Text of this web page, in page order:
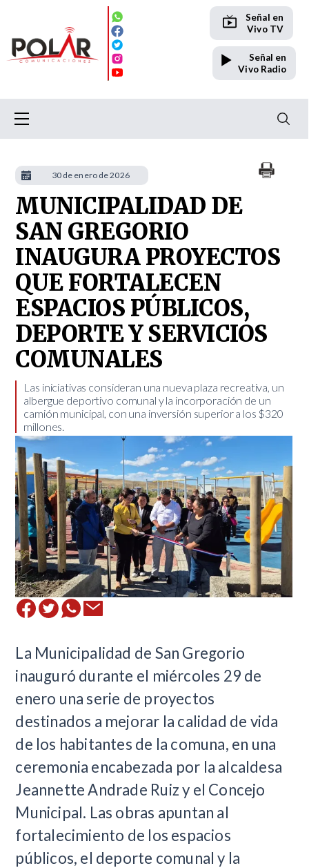
Señal en
Vivo TV
Señal en
Vivo Radio
MUNICIPALIDAD DE
SAN GREGORIO
INAUGURA PROYECTOS
QUE FORTALECEN
ESPACIOS PÚBLICOS,
DEPORTE Y SERVICIOS
COMUNALES
Las iniciativas consideran una nueva plaza recreativa, un
albergue deportivo comunal y la incorporación de un
camión municipal, con una inversión superior a los $320
millones.
La Municipalidad de San Gregorio
inauguró durante el miércoles 29 de
enero una serie de proyectos
destinados a mejorar la calidad de vida
de los habitantes de la comuna, en una
ceremonia encabezada por la alcaldesa
Jeannette Andrade Ruiz y el Concejo
Municipal. Las obras apuntan al
fortalecimiento de los espacios
públicos, el deporte comunal y la
30 de enero de 2026